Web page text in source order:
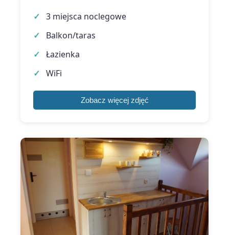
3 miejsca noclegowe
Balkon/taras
Łazienka
WiFi
Zobacz więcej zdjęć